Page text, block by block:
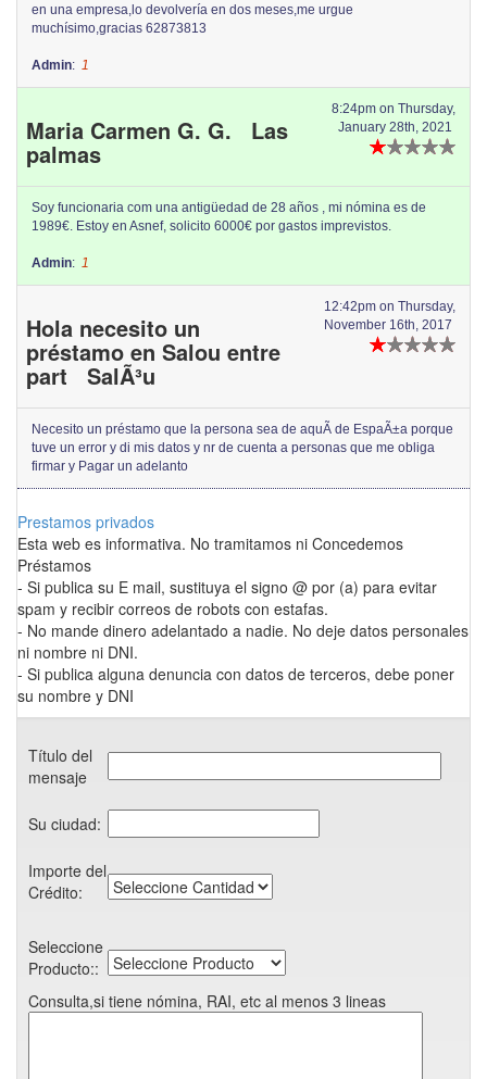
en una empresa,lo devolvería en dos meses,me urgue
muchísimo,gracias 62873813
Admin: 1
Maria Carmen G. G. Las
palmas
8:24pm on Thursday,
January 28th, 2021
Soy funcionaria com una antigüedad de 28 años , mi nómina es de
1989€. Estoy en Asnef, solicito 6000€ por gastos imprevistos.
Admin: 1
Hola necesito un
préstamo en Salou entre
part SalÃ³u
12:42pm on Thursday,
November 16th, 2017
Necesito un préstamo que la persona sea de aquÃ­ de EspaÃ±a porque
tuve un error y di mis datos y nr de cuenta a personas que me obliga
firmar y Pagar un adelanto
Prestamos privados
Esta web es informativa. No tramitamos ni Concedemos
Préstamos
- Si publica su E mail, sustituya el signo @ por (a) para evitar
spam y recibir correos de robots con estafas.
- No mande dinero adelantado a nadie. No deje datos personales
ni nombre ni DNI.
- Si publica alguna denuncia con datos de terceros, debe poner
su nombre y DNI
Título del
mensaje
Su ciudad:
Importe del
Crédito:
Seleccione
Producto::
Consulta,si tiene nómina, RAI, etc al menos 3 lineas